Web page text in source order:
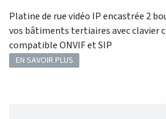
Platine de rue vidéo IP encastrée 2
vos bâtiments tertiaires avec clavier
compatible ONVIF et SIP
EN SAVOIR PLUS